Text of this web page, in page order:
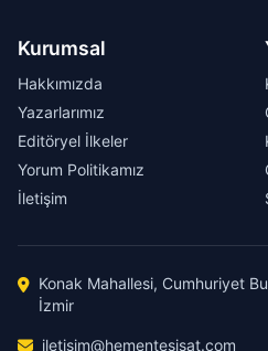
Kurumsal
Hakkımızda
Yazarlarımız
Editöryel İlkeler
Yorum Politikamız
İletişim
Konak Mahallesi, Cumhuriyet
İzmir
iletisim@hementesisat.com